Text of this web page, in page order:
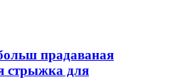
прадаваная
стрыжка для